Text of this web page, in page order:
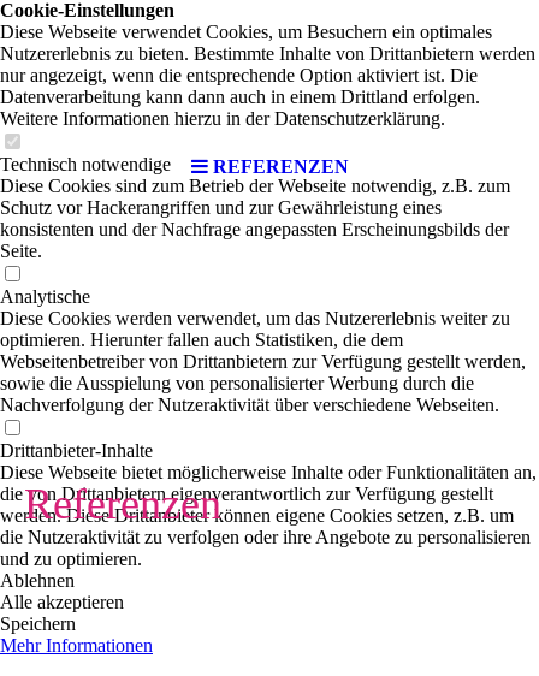
REFERENZEN
Referenzen
Cookie-Einstellungen
Diese Webseite verwendet Cookies, um Besuchern ein optimales
Nutzererlebnis zu bieten. Bestimmte Inhalte von Drittanbietern werden
nur angezeigt, wenn die entsprechende Option aktiviert ist. Die
Datenverarbeitung kann dann auch in einem Drittland erfolgen.
Weitere Informationen hierzu in der Datenschutzerklärung.
Technisch notwendige
Diese Cookies sind zum Betrieb der Webseite notwendig, z.B. zum
Schutz vor Hackerangriffen und zur Gewährleistung eines
konsistenten und der Nachfrage angepassten Erscheinungsbilds der
Seite.
Analytische
Diese Cookies werden verwendet, um das Nutzererlebnis weiter zu
optimieren. Hierunter fallen auch Statistiken, die dem
Webseitenbetreiber von Drittanbietern zur Verfügung gestellt werden,
sowie die Ausspielung von personalisierter Werbung durch die
Nachverfolgung der Nutzeraktivität über verschiedene Webseiten.
Drittanbieter-Inhalte
Diese Webseite bietet möglicherweise Inhalte oder Funktionalitäten an,
die von Drittanbietern eigenverantwortlich zur Verfügung gestellt
werden. Diese Drittanbieter können eigene Cookies setzen, z.B. um
die Nutzeraktivität zu verfolgen oder ihre Angebote zu personalisieren
und zu optimieren.
Ablehnen
Alle akzeptieren
Speichern
Mehr Informationen